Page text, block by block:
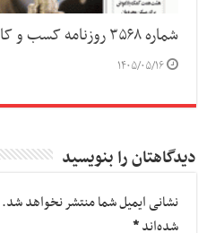
شماره ۳۵۶۸ روزنامه کسب و کار
۱۴۰۵/۰۵/۱۶
دیدگاهتان را بنویسید
نشانی ایمیل شما منتشر نخواهد شد.
شده‌اند*